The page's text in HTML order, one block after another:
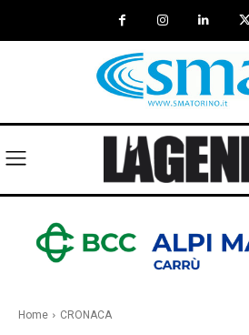
Home CRONACA